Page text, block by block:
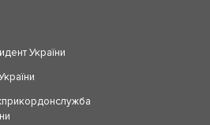
України